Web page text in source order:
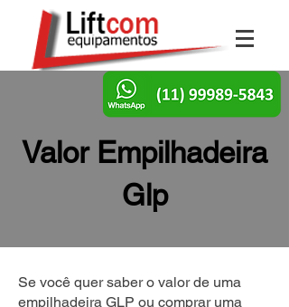
Valor Empilhadeira
Glp
Se você quer saber o valor de uma
empilhadeira GLP ou comprar uma